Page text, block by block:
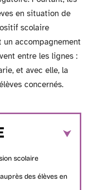
en situation de
scolaire
accompagnement
entre les lignes :
et avec elle, la
concernés.
scolaire
des élèves en